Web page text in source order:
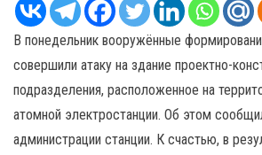
В понедельник вооружённые
совершили атаку на здание проектно-
подразделения, расположенное на
атомной электростанции. Об этом
администрации станции. К счастью, в